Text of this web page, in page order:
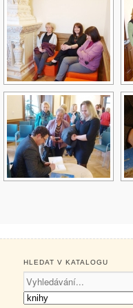
HLEDAT V KATALOGU